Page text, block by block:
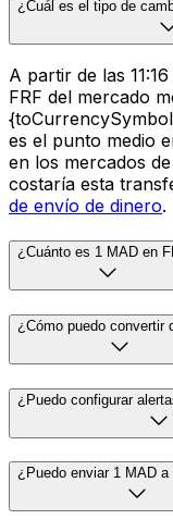
¿Cuál es el tipo de
A partir de las
FRF del mercado
es el punto medio
en los mercados
costaría esta
de envío de dinero.
¿Cuánto es 1 MAD en
¿Cómo puedo convertir
¿Puedo configurar
¿Puedo enviar 1 MAD